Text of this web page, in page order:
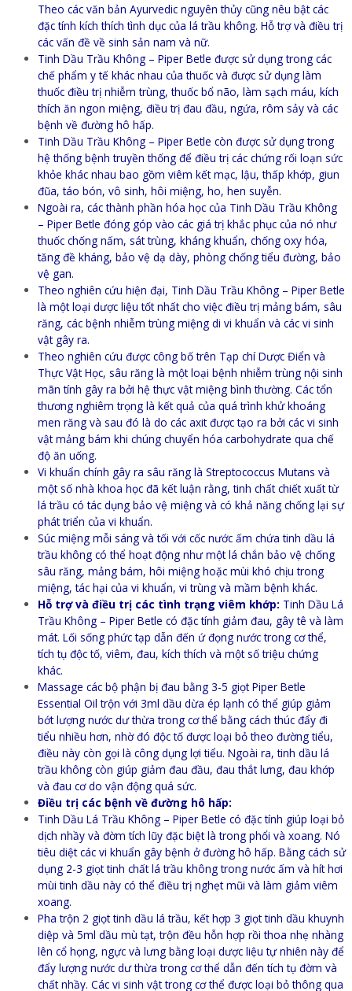
Theo các văn bản Ayurvedic nguyên thủy cũng nêu bật các
đặc tính kích thích tình dục của lá trầu không. Hỗ trợ và điều trị
các vấn đề về sinh sản nam và nữ.
Tinh Dầu Trầu Không – Piper Betle được sử dụng trong các
chế phẩm y tế khác nhau của thuốc và được sử dụng làm
thuốc điều trị nhiễm trùng, thuốc bổ não, làm sạch máu, kích
thích ăn ngon miệng, điều trị đau đầu, ngứa, rôm sảy và các
bệnh về đường hô hấp.
Tinh Dầu Trầu Không – Piper Betle còn được sử dụng trong
hệ thống bệnh truyền thống để điều trị các chứng rối loạn sức
khỏe khác nhau bao gồm viêm kết mạc, lậu, thấp khớp, giun
đũa, táo bón, vô sinh, hôi miệng, ho, hen suyễn.
Ngoài ra, các thành phần hóa học của Tinh Dầu Trầu Không
– Piper Betle đóng góp vào các giá trị khắc phục của nó như
thuốc chống nấm, sát trùng, kháng khuẩn, chống oxy hóa,
tăng đề kháng, bảo vệ dạ dày, phòng chống tiểu đường, bảo
vệ gan.
Theo nghiên cứu hiện đại, Tinh Dầu Trầu Không – Piper Betle
là một loại dược liệu tốt nhất cho việc điều trị mảng bám, sâu
răng, các bệnh nhiễm trùng miệng di vi khuẩn và các vi sinh
vật gây ra.
Theo nghiên cứu được công bố trên Tạp chí Dược Điển và
Thực Vật Học, sâu răng là một loại bệnh nhiễm trùng nội sinh
mãn tính gây ra bởi hệ thực vật miệng bình thường. Các tổn
thương nghiêm trọng là kết quả của quá trình khử khoáng
men răng và sau đó là do các axit được tạo ra bởi các vi sinh
vật mảng bám khi chúng chuyển hóa carbohydrate qua chế
độ ăn uống.
Vi khuẩn chính gây ra sâu răng là Streptococcus Mutans và
một số nhà khoa học đã kết luận rằng, tinh chất chiết xuất từ
lá trầu có tác dụng bảo vệ miệng và có khả năng chống lại sự
phát triển của vi khuẩn.
Súc miệng mỗi sáng và tối với cốc nước ấm chứa tinh dầu lá
trầu không có thể hoạt động như một lá chắn bảo vệ chống
sâu răng, mảng bám, hôi miệng hoặc mùi khó chịu trong
miệng, tác hại của vi khuẩn, vi trùng và mầm bệnh khác.
Hỗ trợ và điều trị các tình trạng viêm khớp: Tinh Dầu Lá
Trầu Không – Piper Betle có đặc tính giảm đau, gây tê và làm
mát. Lối sống phức tạp dẫn đến ứ đọng nước trong cơ thể,
tích tụ độc tố, viêm, đau, kích thích và một số triệu chứng
khác.
Massage các bộ phận bị đau bằng 3-5 giọt Piper Betle
Essential Oil trộn với 3ml dầu dừa ép lạnh có thể giúp giảm
bớt lượng nước dư thừa trong cơ thể bằng cách thúc đẩy đi
tiểu nhiều hơn, nhờ đó độc tố được loại bỏ theo đường tiểu,
điều này còn gọi là công dụng lợi tiểu. Ngoài ra, tinh dầu lá
trầu không còn giúp giảm đau đầu, đau thắt lưng, đau khớp
và đau cơ do vận động quá sức.
Điều trị các bệnh về đường hô hấp:
Tinh Dầu Lá Trầu Không – Piper Betle có đặc tính giúp loại bỏ
dịch nhầy và đờm tích lũy đặc biệt là trong phổi và xoang. Nó
tiêu diệt các vi khuẩn gây bệnh ở đường hô hấp. Bằng cách sử
dụng 2-3 giọt tinh chất lá trầu không trong nước ấm và hít hơi
mùi tinh dầu này có thể điều trị nghẹt mũi và làm giảm viêm
xoang.
Pha trộn 2 giọt tinh dầu lá trầu, kết hợp 3 giọt tinh dầu khuynh
diệp và 5ml dầu mù tạt, trộn đều hỗn hợp rồi thoa nhẹ nhàng
lên cổ họng, ngực và lưng bằng loại dược liệu tự nhiên này để
đẩy lượng nước dư thừa trong cơ thể dẫn đến tích tụ đờm và
chất nhầy. Các vi sinh vật trong cơ thể được loại bỏ thông qua